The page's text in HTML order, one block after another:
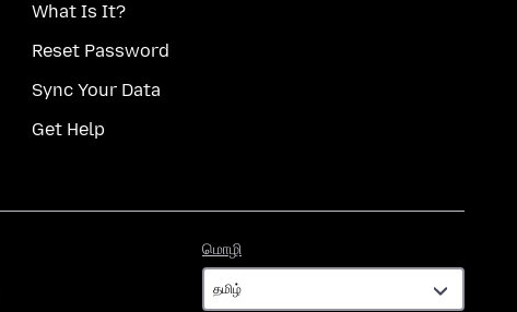
What Is It?
Reset Password
Sync Your Data
Get Help
மொழி